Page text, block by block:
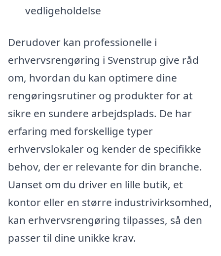
vedligeholdelse
Derudover kan professionelle i
erhvervsrengøring i Svenstrup give råd
om, hvordan du kan optimere dine
rengøringsrutiner og produkter for at
sikre en sundere arbejdsplads. De har
erfaring med forskellige typer
erhvervslokaler og kender de specifikke
behov, der er relevante for din branche.
Uanset om du driver en lille butik, et
kontor eller en større industrivirksomhed,
kan erhvervsrengøring tilpasses, så den
passer til dine unikke krav.